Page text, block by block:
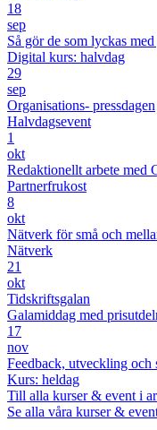
18
sep
Så gör de som lyckas
Digital kurs: halvdag
29
sep
Organisations- pressdagen
Halvdagsevent
1
okt
Redaktionellt arbete med
Partnerfrukost
8
okt
Nätverk för små och
Nätverk
21
okt
Tidskriftsgalan
Galamiddag med
17
nov
Feedback, utveckling och
Kurs: heldag
Till alla kurser & event i
Se alla våra kurser &